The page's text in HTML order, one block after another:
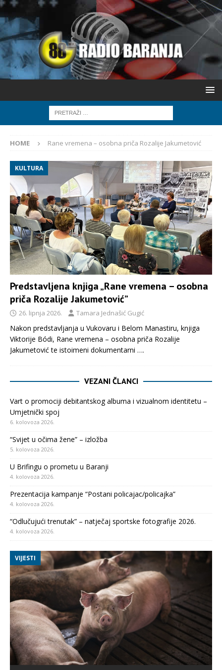
HOME Rane vremena – osobna priča Rozalije Jakumetović
KULTURA
Predstavljena knjiga „Rane vremena – osobna
priča Rozalije Jakumetović”
26. lipnja 2026. Tamara Jednašić Gugić
Nakon predstavljanja u Vukovaru i Belom Manastiru, knjiga
Viktorije Bódi, Rane vremena – osobna priča Rozalije
Jakumetović te istoimeni dokumentarni ….
VEZANI ČLANCI
Vart o promociji debitantskog albuma i vizualnom identitetu –
Umjetnički spoj
6. kolovoza 2026.
“Svijet u očima žene” – izložba
5. kolovoza 2026.
U Brifingu o prometu u Baranji
4. kolovoza 2026.
Prezentacija kampanje “Postani policajac/policajka”
4. kolovoza 2026.
“Odlučujući trenutak” – natječaj sportske fotografije 2026.
4. kolovoza 2026.
VIJESTI